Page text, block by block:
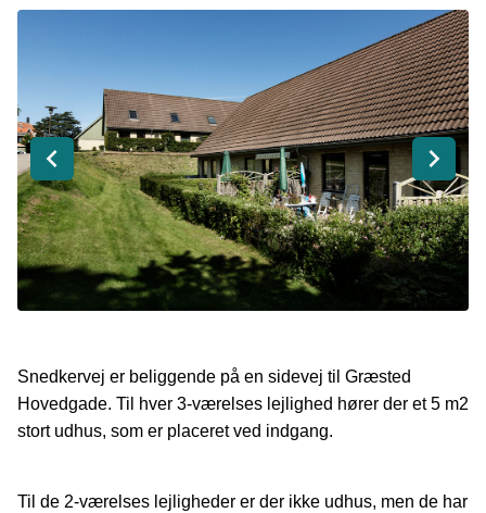
Snedkervej er beliggende på en sidevej til Græsted
Hovedgade. Til hver 3-værelses lejlighed hører der et 5 m2
stort udhus, som er placeret ved indgang.
Til de 2-værelses lejligheder er der ikke udhus, men de har